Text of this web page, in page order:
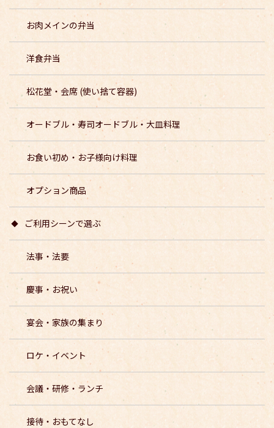
お肉メインの弁当
洋食弁当
松花堂・会席 (使い捨て容器)
オードブル・寿司オードブル・大皿料理
お食い初め・お子様向け料理
オプション商品
ご利用シーンで選ぶ
法事・法要
慶事・お祝い
宴会・家族の集まり
ロケ・イベント
会議・研修・ランチ
接待・おもてなし